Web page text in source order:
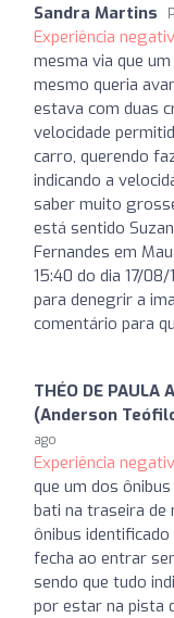
Sandra Martins
Experiência
mesma via que
mesmo queria
estava com duas
velocidade
carro, querendo
indicando a
saber muito
está sentido
Fernandes em
15:40 do dia 17/
para denegrir a
comentário para
THÉO DE
(Anderson
ago
Experiência
que um dos
bati na traseira de
ônibus
fecha ao entrar
sendo que tudo
por estar na pista